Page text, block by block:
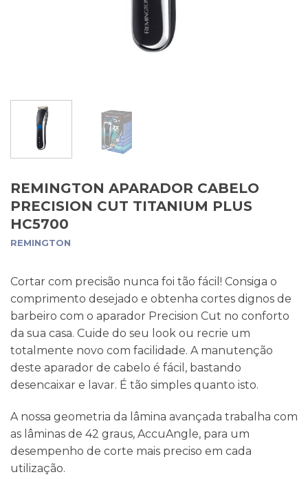
REMINGTON APARADOR CABELO
PRECISION CUT TITANIUM PLUS
HC5700
REMINGTON
Cortar com precisão nunca foi tão fácil! Consiga o
comprimento desejado e obtenha cortes dignos de
barbeiro com o aparador Precision Cut no conforto
da sua casa. Cuide do seu look ou recrie um
totalmente novo com facilidade. A manutenção
deste aparador de cabelo é fácil, bastando
desencaixar e lavar. É tão simples quanto isto.
A nossa geometria da lâmina avançada trabalha com
as lâminas de 42 graus, AccuAngle, para um
desempenho de corte mais preciso em cada
utilização.